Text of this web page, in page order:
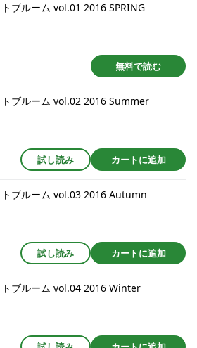
ブルーム vol.01 2016 SPRING
無料で読む
ブルーム vol.02 2016 Summer
試し読み カートに追加
ブルーム vol.03 2016 Autumn
試し読み カートに追加
ブルーム vol.04 2016 Winter